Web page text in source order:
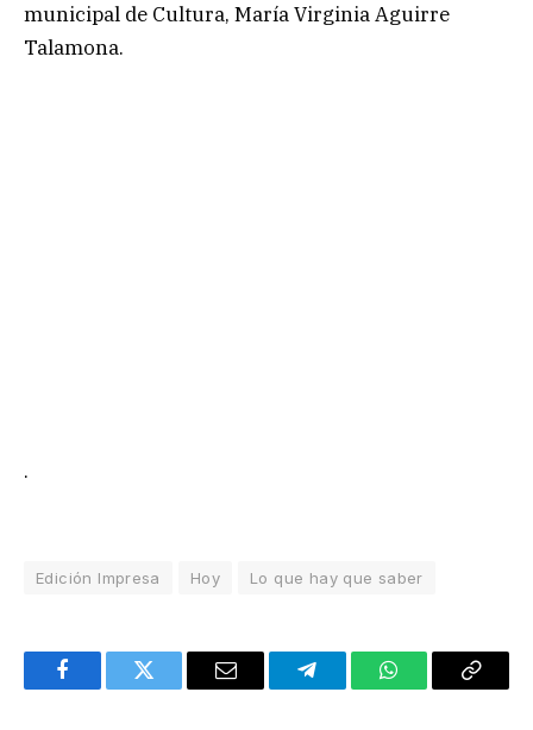
municipal de Cultura, María Virginia Aguirre
Talamona.
.
Edición Impresa Hoy Lo que hay que saber
FacebookTwitter Email TelegramWhatsAppCopy